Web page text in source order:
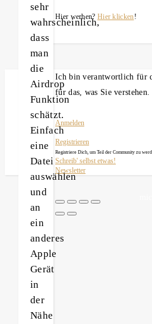
sehr
wahrscheinlich,
dass
man
die
Airdrop
Funktion
schätzt.
Einfach
eine
Datei
auswählen
und
an
ein
anderes
Apple
Gerät
in
der
Nähe
Hier werben? Hier klicken!
Ich bin verantwortlich für
für das, was Sie verstehen.
Anmelden
Registrieren
Registriere Dich, um Teil der Community zu
Schreib' selbst etwas!
Newsletter